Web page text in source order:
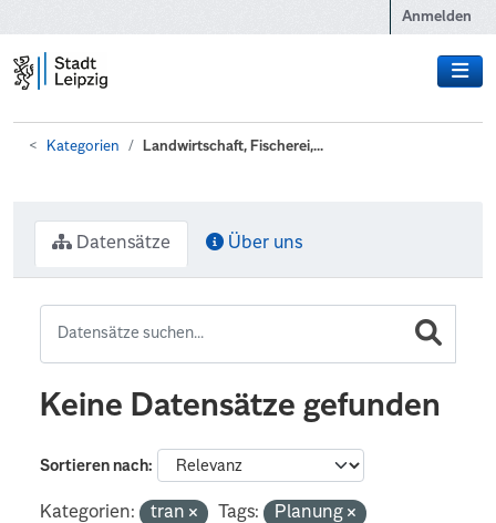
Anmelden
Kategorien Landwirtschaft, Fischerei,...
Datensätze Über uns
Keine Datensätze gefunden
Sortieren nach
Kategorien: tran Tags:
Planung